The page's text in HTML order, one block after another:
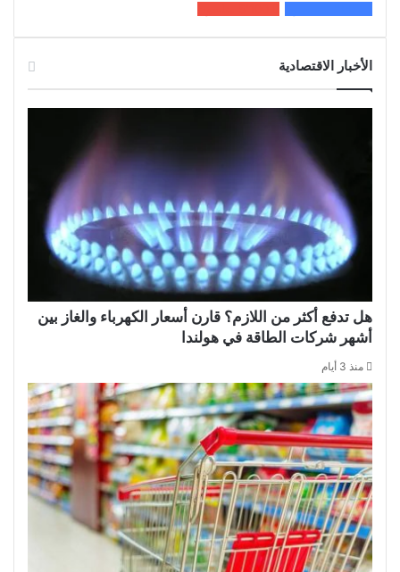
الأخبار الاقتصادية
هل تدفع أكثر من اللازم؟ قارن أسعار الكهرباء والغاز بين
أشهر شركات الطاقة في هولندا
منذ 3 أيام